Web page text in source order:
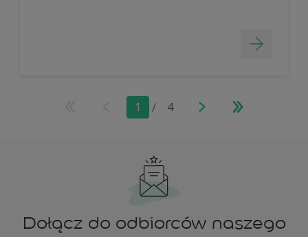
1 / 4
Dołącz do odbiorców naszego